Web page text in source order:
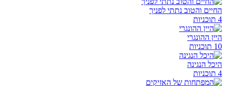
החיים והטוב נתתי לפניך
4 תוכניות
היין ההונגרי
10 תוכניות
היכל הנגינה
4 תוכניות